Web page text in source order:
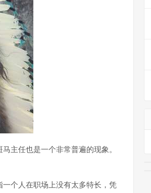
主任也是一个非常普遍的现象。
个人在职场上没有太多特长，凭